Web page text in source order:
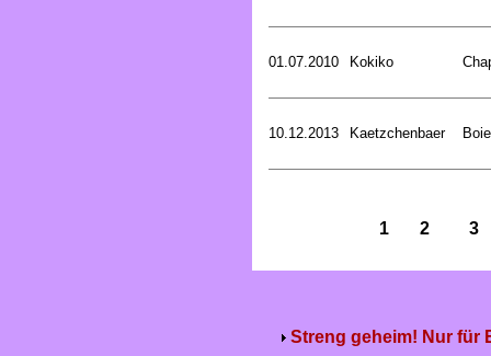
01.07.2010 Kokiko
10.12.2013 Kaetzchenbaer
1 2 3
Streng geheim! Nur für